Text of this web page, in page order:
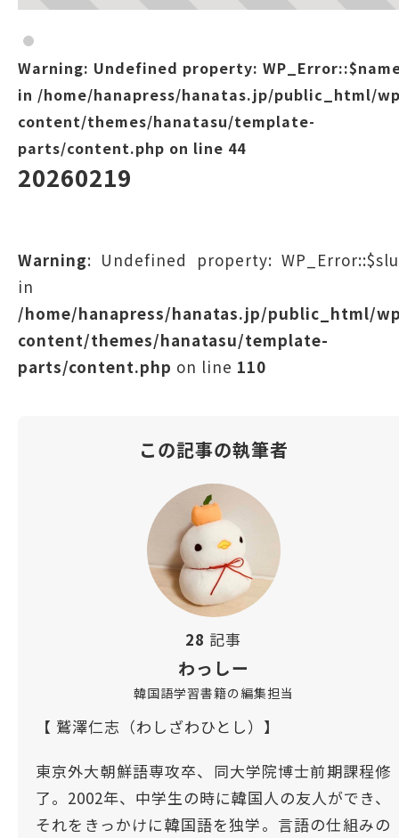
Warning: Undefined property:
in /home/hanapress/hanatas.jp/public_html/
content/themes/hanatasu/template-
parts/content.php on line 44
20260219
Warning: Undefined property:
in
/home/hanapress/hanatas.jp/public_html/
content/themes/hanatasu/template-
parts/content.php on line 110
この記事の執筆者
28 記事
わっしー
韓国語学習書籍の編集担当
【 鷲澤仁志（わしざわひとし）】
東京外大朝鮮語専攻卒、同大学院博士前期課程修
了。2002年、中学生の時に韓国人の友人ができ、
それをきっかけに韓国語を独学。言語の仕組みの